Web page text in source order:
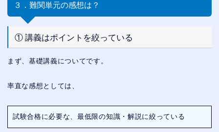
３．難関単元の感想は？
① 講義はポイントを絞っている
まず、基礎講義についてです。
率直な感想としては、
試験合格に必要な、最低限の知識・解説に絞っている